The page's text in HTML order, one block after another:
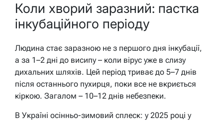
Коли хворий заразний: пастка
інкубаційного періоду
Людина стає заразною не з першого дня інкубації,
а за 1–2 дні до висипу – коли вірус уже в слизу
дихальних шляхів. Цей період триває до 5–7 днів
після останнього пухирця, поки все не вкриється
кіркою. Загалом – 10–12 днів небезпеки.
В Україні осінньо-зимовий сплеск: у 2025 році у